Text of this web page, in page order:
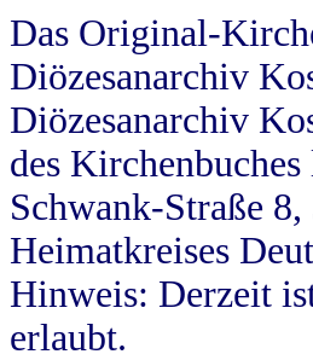
Das Original-
Diözesanarchiv
Diözesanarchiv
des
Schwank-Straße
Heimatkreises
Hinweis: Derzeit
erlaubt.